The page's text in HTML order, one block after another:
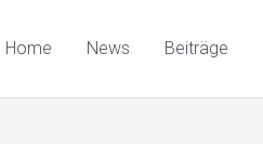
Home News Beiträge